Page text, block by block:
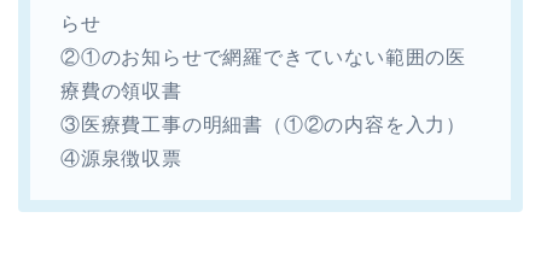
らせ
②①のお知らせで網羅できていない範囲の医
療費の領収書
③医療費工事の明細書（①②の内容を入力）
④源泉徴収票